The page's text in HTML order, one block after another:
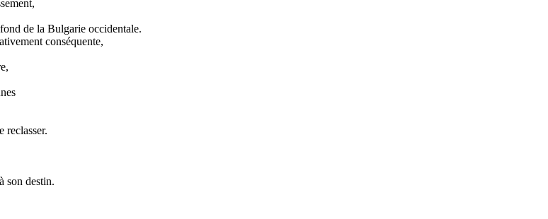
de la Bulgarie occidentale.
conséquente,
reclasser.
son destin.